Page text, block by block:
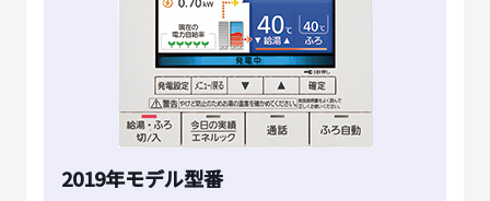
2019年モデル型番